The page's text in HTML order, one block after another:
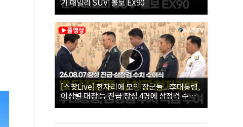
[스팟Live] 한자리에 모인 장군들...李대통령,
이상렬 대장 등 진급 장성 4명에 삼정검 수치
직접 수여｜26.08.07 장성 진급·삼정검 수치